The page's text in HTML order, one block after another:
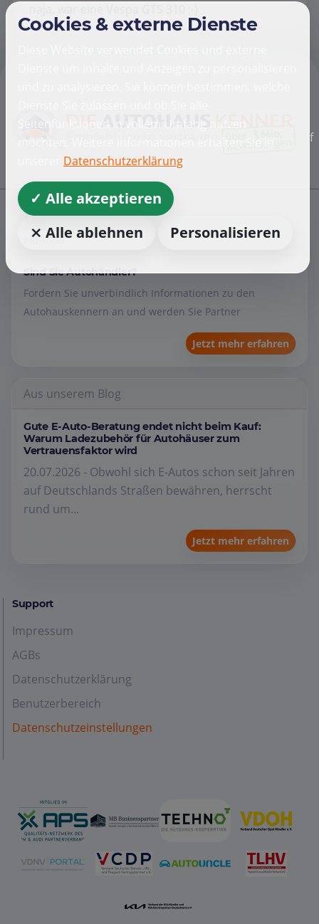
Händler
Sind Sie Autohändler?
Fordern Sie unverbindlich Informationen zu den
Autohauskennern an und werden Sie Partner
Jetzt mehr erfahren
Aus unserem Blog
Gute E-Auto-Beratung endet nicht beim Kauf:
Warum Ladezubehör für Autohäuser zum
Vertrauensfaktor wird
20.07.2026 - Obwohl sich E-Autos schon seit Jahren
auf Deutschlands Straßen bewähren, herrscht
rund um...
Jetzt mehr erfahren
Support
Impressum
AGBs
Datenschutzerklärung
Benutzerbereich
Datenschutzeinstellungen
Cookies & externe Dienste
Seitenfunktionen in vollem Umfang nutzen
möchten. Weitere Informationen erhalten Sie in
Datenschutzerklärung
✓ Alle akzeptieren
⨯ Alle ablehnen
Personalisieren
f